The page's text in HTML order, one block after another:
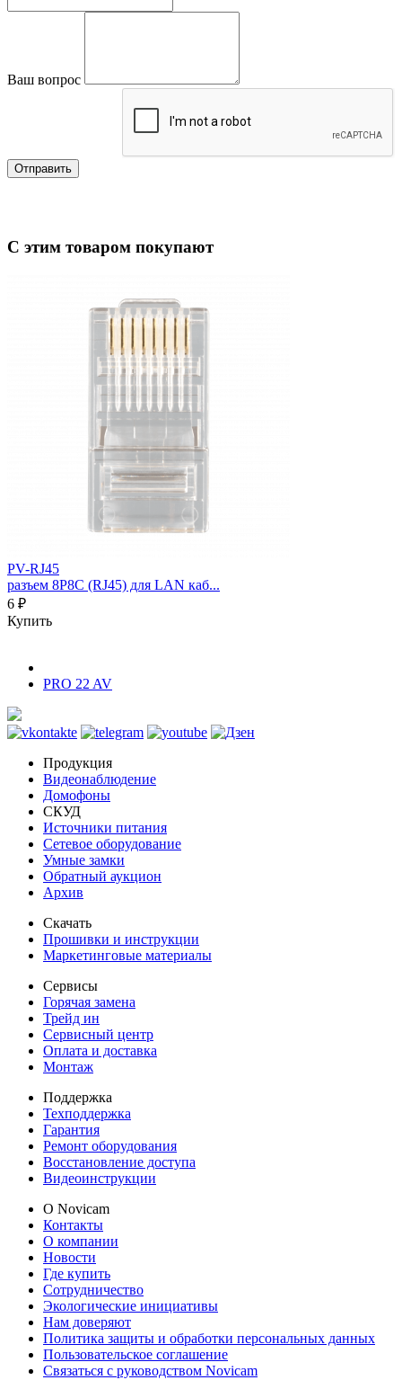
Ваш вопрос
Отправить
С этим товаром покупают
PV-RJ45
разъем 8P8C (RJ45) для LAN каб...
6 ₽
Купить
PRO 22 AV
Продукция
Видеонаблюдение
Домофоны
СКУД
Источники питания
Сетевое оборудование
Умные замки
Обратный аукцион
Архив
Скачать
Прошивки и инструкции
Маркетинговые материалы
Сервисы
Горячая замена
Трейд ин
Сервисный центр
Оплата и доставка
Монтаж
Поддержка
Техподдержка
Гарантия
Ремонт оборудования
Восстановление доступа
Видеоинструкции
О Novicam
Контакты
О компании
Новости
Где купить
Сотрудничество
Экологические инициативы
Нам доверяют
Политика защиты и обработки персональных данных
Пользовательское соглашение
Связаться с руководством Novicam